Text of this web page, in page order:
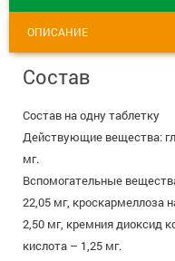
ОПИСАНИЕ
Состав
Состав на одну таблетку
Действующие вещества:
мг.
Вспомогательные
22,05 мг, кроскармеллоза
2,50 мг, кремния диоксид
кислота – 1,25 мг.